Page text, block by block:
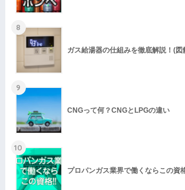
8
ガス給湯器の仕組みを徹底解説！(図
9
CNGって何？CNGとLPGの違い
10
プロパンガス業界で働くならこの資